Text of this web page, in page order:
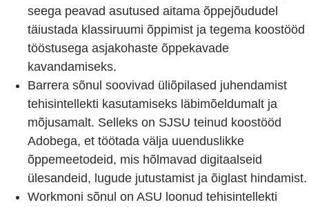
seega peavad asutused aitama õppejõududel
täiustada klassiruumi õppimist ja tegema koostööd
tööstusega asjakohaste õppekavade
kavandamiseks.
Barrera sõnul soovivad üliõpilased juhendamist
tehisintellekti kasutamiseks läbimõeldumalt ja
mõjusamalt. Selleks on SJSU teinud koostööd
Adobega, et töötada välja uuenduslikke
õppemeetodeid, mis hõlmavad digitaalseid
ülesandeid, lugude jutustamist ja õiglast hindamist.
Workmoni sõnul on ASU loonud tehisintellekti